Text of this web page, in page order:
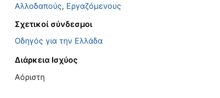
Αλλοδαπούς, Εργαζόμενους
Σχετικοί σύνδεσμοι
Οδηγός για την Ελλάδα
Διάρκεια Ισχύος
Αόριστη